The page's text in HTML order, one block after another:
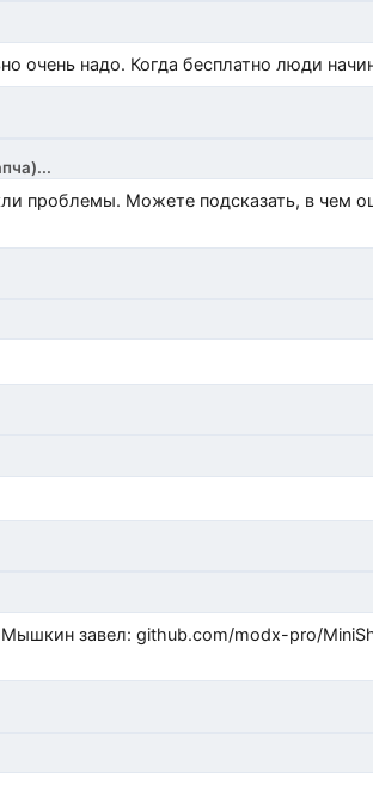
очень надо. Когда бесплатно люди
проблемы. Можете подсказать, в чем
480 github.com/modx-